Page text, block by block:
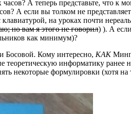
А теперь представьте, что к
А если вы толком не
на уроках почти
но вам я этого не говорил) ). А
как минимум)?
Кому интересно, КАК
теоретическую информатику
некоторые формулировки (хотя